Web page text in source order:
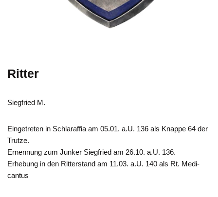
Ritter
Siegfried M.
Eingetreten in Schlaraffia am 05.01. a.U. 136 als Knappe 64 der
Trutze.
Ernennung zum Junker Siegfried am 26.10. a.U. 136.
Erhebung in den Ritterstand am 11.03. a.U. 140 als Rt. Medi-
cantus